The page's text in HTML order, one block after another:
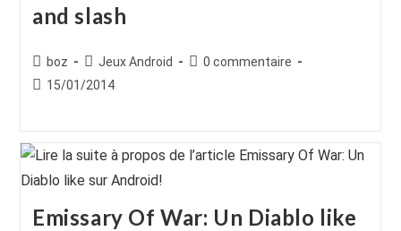
and slash
Auteur/autrice
de
boz
Post
category:
Jeux Android
Commentaires
0 commentaire
Publication
15/01/2014
Emissary Of War: Un Diablo like